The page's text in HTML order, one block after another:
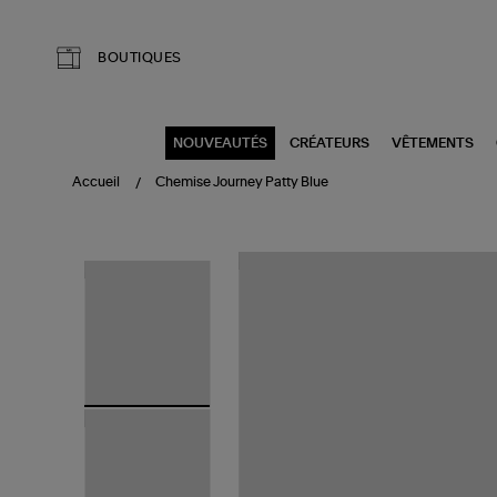
BOUTIQUES
NOUVEAUTÉS CRÉATEURS VÊTEMENTS
Accueil Chemise Journey Patty Blue